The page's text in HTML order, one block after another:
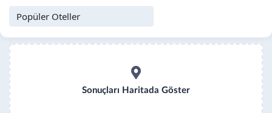
Sonuçları Haritada Göster